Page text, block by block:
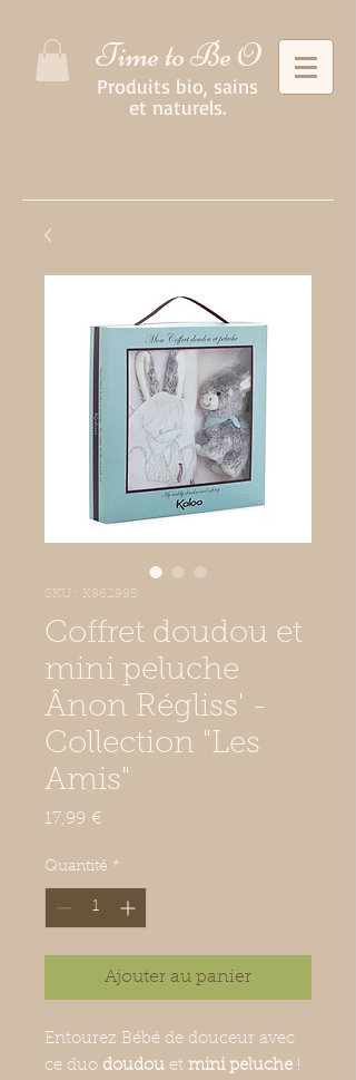
Time to Be O
Produits bio, sains
et naturels.
SKU : K962995
Coffret doudou et
mini peluche
Ânon Régliss' -
Collection "Les
Amis"
17,99 €Prix
Quantité *
Ajouter au panier
Entourez Bébé de douceur avec
ce duo doudou et mini peluche !